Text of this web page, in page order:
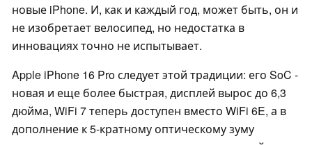
новые iPhone. И, как и каждый год, может быть, он и
не изобретает велосипед, но недостатка в
инновациях точно не испытывает.
Apple iPhone 16 Pro следует этой традиции: его SoC -
новая и еще более быстрая, дисплей вырос до 6,3
дюйма, WiFi 7 теперь доступен вместо WiFi 6E, а в
дополнение к 5-кратному оптическому зуму